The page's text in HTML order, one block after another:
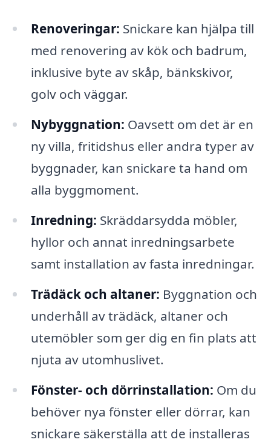
Renoveringar: Snickare kan hjälpa till
med renovering av kök och badrum,
inklusive byte av skåp, bänkskivor,
golv och väggar.
Nybyggnation: Oavsett om det är en
ny villa, fritidshus eller andra typer av
byggnader, kan snickare ta hand om
alla byggmoment.
Inredning: Skräddarsydda möbler,
hyllor och annat inredningsarbete
samt installation av fasta inredningar.
Trädäck och altaner: Byggnation och
underhåll av trädäck, altaner och
utemöbler som ger dig en fin plats att
njuta av utomhuslivet.
Fönster- och dörrinstallation: Om du
behöver nya fönster eller dörrar, kan
snickare säkerställa att de installeras